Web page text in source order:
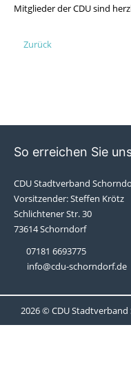
Mitglieder der CDU sind
Zurück
So erreichen Sie
CDU Stadtverband
Vorsitzender: Steffen Krötz
Schlichtener Str. 30
73614 Schorndorf
07181 6693775
info@cdu-schorndorf.de
2026 © CDU